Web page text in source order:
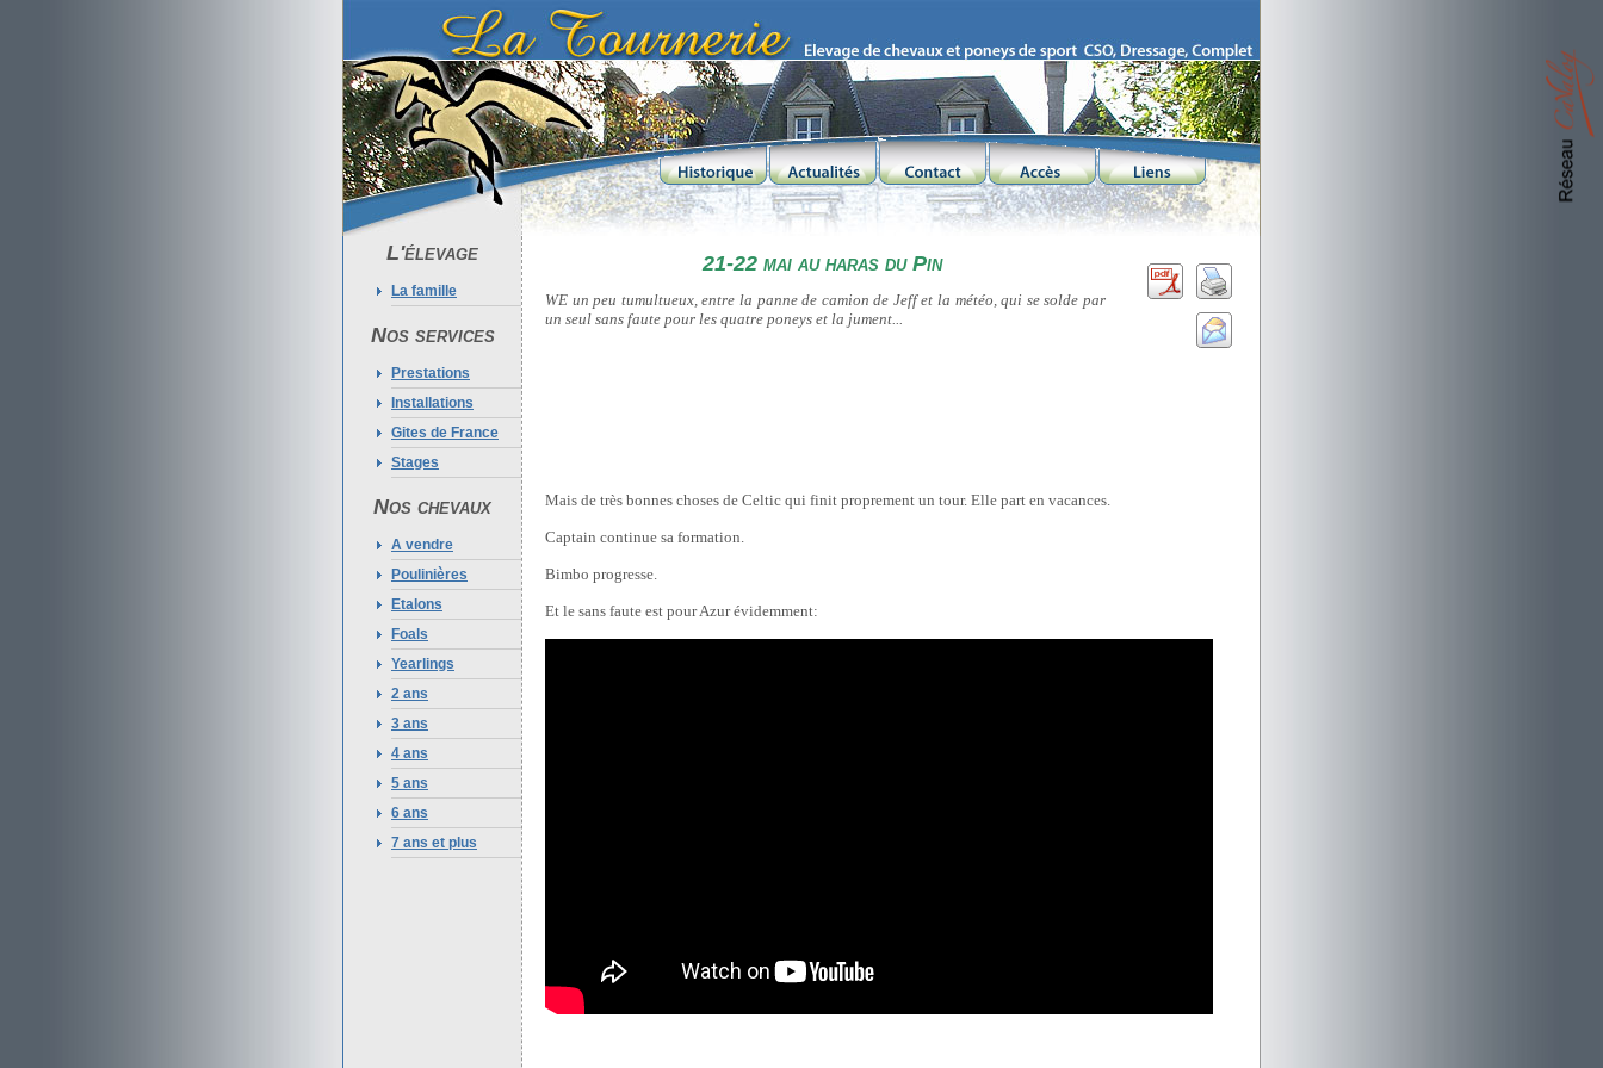
L'élevage
La famille
Nos services
Prestations
Installations
Gites de France
Stages
Nos chevaux
A vendre
Poulinières
Etalons
Foals
Yearlings
2 ans
3 ans
4 ans
5 ans
6 ans
7 ans et plus
21-22 mai au haras du Pin
WE un peu tumultueux, entre la panne de camion de Jeff et la météo, qui se solde par
un seul sans faute pour les quatre poneys et la jument...
Mais de très bonnes choses de Celtic qui finit proprement un tour. Elle part en vacances.
Captain continue sa formation.
Bimbo progresse.
Et le sans faute est pour Azur évidemment: